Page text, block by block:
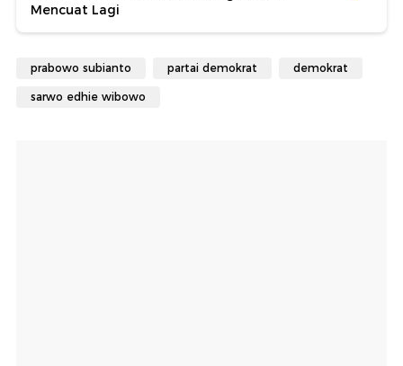
Mencuat Lagi
prabowo subianto partai demokrat demokrat
sarwo edhie wibowo